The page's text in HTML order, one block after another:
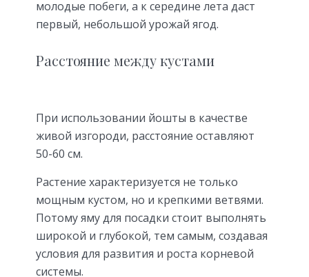
молодые побеги, а к середине лета даст
первый, небольшой урожай ягод.
Расстояние между кустами
При использовании йошты в качестве
живой изгороди, расстояние оставляют
50-60 см.
Растение характеризуется не только
мощным кустом, но и крепкими ветвями.
Потому яму для посадки стоит выполнять
широкой и глубокой, тем самым, создавая
условия для развития и роста корневой
системы.